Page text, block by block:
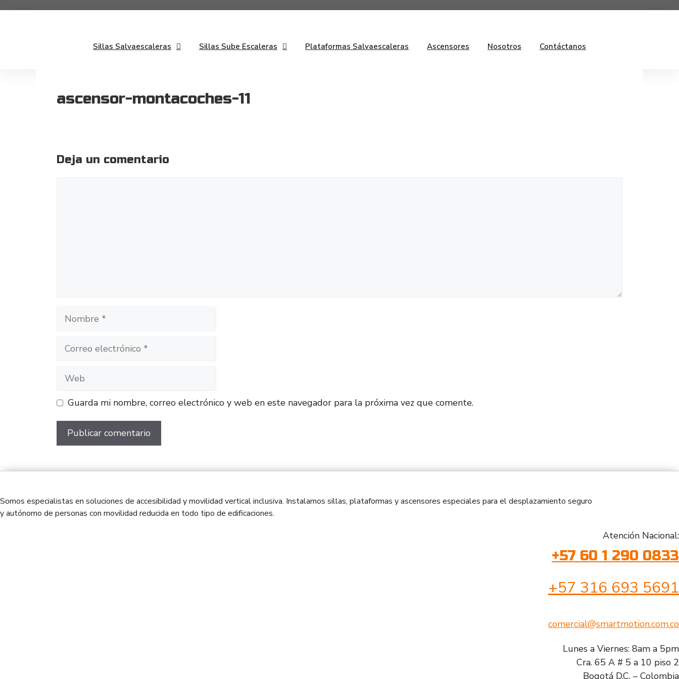
Sillas Salvaescaleras Sillas Sube Escaleras Plataformas Salvaescaleras Ascensores Nosotros Contáctanos
ascensor-montacoches-11
Deja un comentario
Nombre
Correo
Web
Guarda mi nombre, correo electrónico y web en este navegador para la próxima vez que comente.
Somos especialistas en soluciones de accesibilidad y movilidad vertical inclusiva. Instalamos sillas, plataformas y ascensores especiales para el desplazamiento seguro
y autónomo de personas con movilidad reducida en todo tipo de edificaciones.
Atención Nacional:
+57 60 1 290 0833
+57 316 693 5691
comercial@smartmotion.com.co
Lunes a Viernes: 8am a 5pm
Cra. 65 A # 5 a 10 piso 2
Bogotá D.C. – Colombia